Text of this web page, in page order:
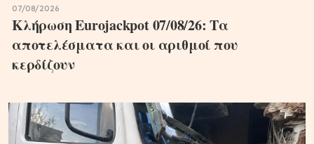
07/08/2026
Κλήρωση Eurojackpot 07/08/26: Τα
αποτελέσματα και οι αριθμοί που
κερδίζουν